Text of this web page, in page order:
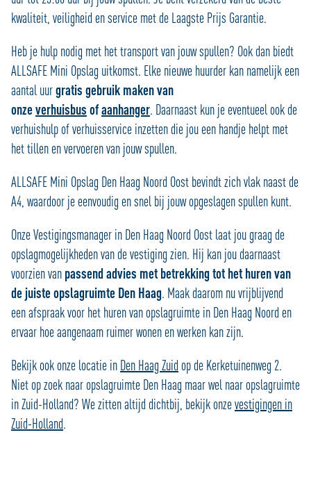
kwaliteit, veiligheid en service met de Laagste Prijs Garantie.
Heb je hulp nodig met het transport van jouw spullen? Ook dan biedt
ALLSAFE Mini Opslag uitkomst. Elke nieuwe huurder kan namelijk een
aantal uurgratis gebruik maken van
onzeverhuisbus ofaanhanger. Daarnaast kun je eventueel ook de
verhuishulp of verhuisservice inzetten die jou een handje helpt met
het tillen en vervoeren van jouw spullen.
ALLSAFE Mini Opslag Den Haag Noord Oost bevindt zich vlak naast de
A4, waardoor je eenvoudig en snel bij jouw opgeslagen spullen kunt.
Onze Vestigingsmanager in Den Haag Noord Oost laat jou graag de
opslagmogelijkheden van de vestiging zien. Hij kan jou daarnaast
voorzien van passend advies met betrekking tot het huren van
de juiste opslagruimte Den Haag. Maak daarom nu vrijblijvend
een afspraak voor het huren van opslagruimte in Den Haag Noord en
ervaar hoe aangenaam ruimer wonen en werken kan zijn.
Bekijk ook onze locatie in Den Haag Zuid op de Kerketuinenweg 2.
Niet op zoek naar opslagruimte Den Haag maar wel naar opslagruimte
in Zuid-Holland? We zitten altijd dichtbij, bekijk onzevestigingen in
Zuid-Holland.